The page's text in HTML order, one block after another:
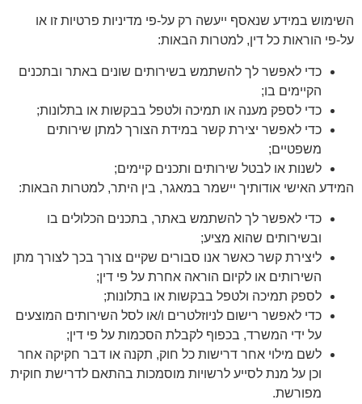
השימוש במידע שנאסף ייעשה רק על-פי מדיניות פרטיות זו או
על-פי הוראות כל דין, למטרות הבאות:
כדי לאפשר לך להשתמש בשירותים שונים באתר ובתכנים
הקיימים בו;
כדי לספק מענה או תמיכה ולטפל בבקשות או בתלונות;
כדי לאפשר יצירת קשר במידת הצורך למתן שירותים
משפטיים;
לשנות או לבטל שירותים ותכנים קיימים;
המידע האישי אודותיך יישמר במאגר, בין היתר, למטרות הבאות:
כדי לאפשר לך להשתמש באתר, בתכנים הכלולים בו
ובשירותים שהוא מציע;
ליצירת קשר כאשר אנו סבורים שקיים צורך בכך לצורך מתן
השירותים או לקיום הוראה אחרת על פי דין;
לספק תמיכה ולטפל בבקשות או בתלונות;
כדי לאפשר רישום לניוזלטרים ו/או לסל השירותים המוצעים
על ידי המשרד, בכפוף לקבלת הסכמות על פי דין;
לשם מילוי אחר דרישות כל חוק, תקנה או דבר חקיקה אחר
וכן על מנת לסייע לרשויות מוסמכות בהתאם לדרישת חוקית
מפורשת.